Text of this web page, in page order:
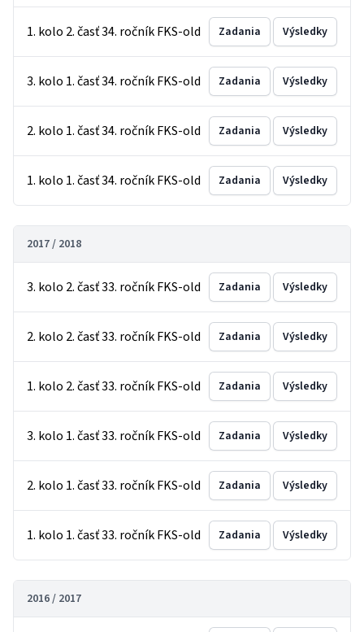
1. kolo 2. časť 34. ročník FKS-old Zadania Výsledky
3. kolo 1. časť 34. ročník FKS-old Zadania Výsledky
2. kolo 1. časť 34. ročník FKS-old Zadania Výsledky
1. kolo 1. časť 34. ročník FKS-old Zadania Výsledky
2017 / 2018
3. kolo 2. časť 33. ročník FKS-old Zadania Výsledky
2. kolo 2. časť 33. ročník FKS-old Zadania Výsledky
1. kolo 2. časť 33. ročník FKS-old Zadania Výsledky
3. kolo 1. časť 33. ročník FKS-old Zadania Výsledky
2. kolo 1. časť 33. ročník FKS-old Zadania Výsledky
1. kolo 1. časť 33. ročník FKS-old Zadania Výsledky
2016 / 2017